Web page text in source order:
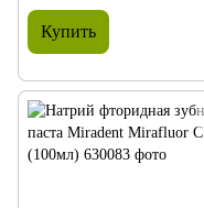
Купить